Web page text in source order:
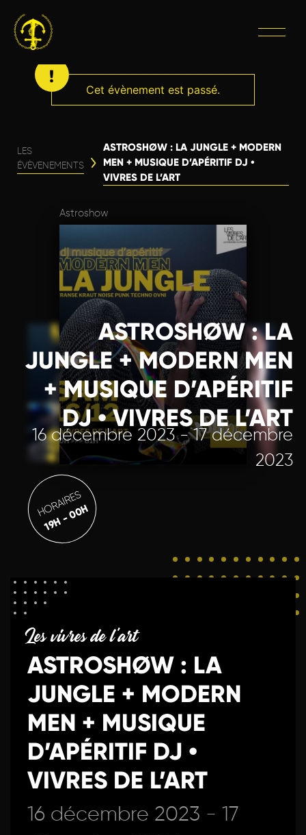
Cet évènement est passé.
LES
ÉVÈVENEMENTS
ASTROSHØW : LA JUNGLE + MODERN
MEN + MUSIQUE D’APÉRITIF DJ •
VIVRES DE L’ART
Astroshow
ASTROSHØW : LA
JUNGLE + MODERN MEN
+ MUSIQUE D’APÉRITIF
DJ • VIVRES DE L’ART
16 décembre 2023 - 17 décembre
2023
HORAIRES
19H - 00H
Les vivres de l'art
ASTROSHØW : LA
JUNGLE + MODERN
MEN + MUSIQUE
D’APÉRITIF DJ •
VIVRES DE L’ART
16 décembre 2023 - 17